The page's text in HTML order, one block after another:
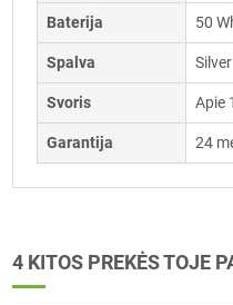
Baterija 50
Spalva Silver
Svoris Apie
Garantija 24
4 KITOS PREKĖS TOJE